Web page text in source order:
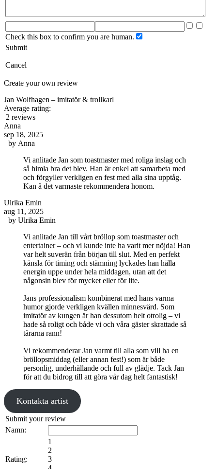
Check this box to confirm you are human.
Submit
Cancel
Create your own review
Jan Wolfhagen – imitatör & trollkarl
Average rating:
2 reviews
Anna
sep 18, 2025
by Anna
Vi anlitade Jan som toastmaster med roliga inslag och
så himla bra det blev. Han är enkel att samarbeta med
och förgyller verkligen en fest med alla sina upptåg.
Kan å det varmaste rekommendera honom.
Ulrika Emin
aug 11, 2025
by Ulrika Emin
Vi anlitade Jan till vårt bröllop som toastmaster och
entertainer – och vi kunde inte ha varit mer nöjda! Han
var helt suverän från början till slut. Med en perfekt
känsla för timing och stämning lyckades han hålla
energin uppe under hela middagen, utan att det
någonsin blev för mycket eller för lite.
Jans professionalism kombinerat med hans varma
humor gjorde verkligen kvällen minnesvärd. Som
imitatör av kungen är han dessutom helt otrolig – vi
hade så roligt och både vi och våra gäster skrattade så
tårarna rann!
Vi rekommenderar Jan varmt till alla som vill ha en
bröllopsmiddag (eller annan fest!) som är både
personlig, underhållande och full av glädje. Tack Jan
för att du bidrog till att göra vår dag helt fantastisk!
Kontakta artist
Submit your review
Namn:
Rating:
1
2
3